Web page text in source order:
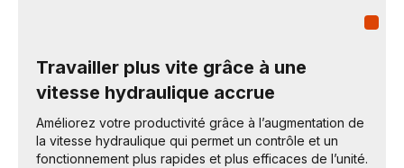
Travailler plus vite grâce à une
vitesse hydraulique accrue
Améliorez votre productivité grâce à l’augmentation de
la vitesse hydraulique qui permet un contrôle et un
fonctionnement plus rapides et plus efficaces de l’unité.